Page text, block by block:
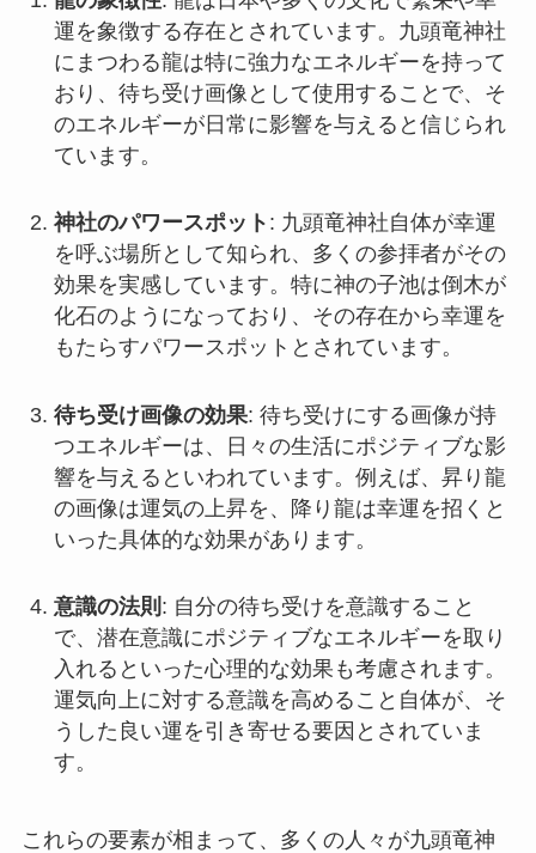
運を象徴する存在とされています。九頭竜神社
にまつわる龍は特に強力なエネルギーを持って
おり、待ち受け画像として使用することで、そ
のエネルギーが日常に影響を与えると信じられ
ています。
神社のパワースポット : 九頭竜神社自体が幸運
を呼ぶ場所として知られ、多くの参拝者がその
効果を実感しています。特に神の子池は倒木が
化石のようになっており、その存在から幸運を
もたらすパワースポットとされています。
待ち受け画像の効果: 待ち受けにする画像が持
つエネルギーは、日々の生活にポジティブな影
響を与えるといわれています。例えば、昇り龍
の画像は運気の上昇を、降り龍は幸運を招くと
いった具体的な効果があります。
意識の法則 : 自分の待ち受けを意識すること
で、潜在意識にポジティブなエネルギーを取り
入れるといった心理的な効果も考慮されます。
運気向上に対する意識を高めること自体が、そ
うした良い運を引き寄せる要因とされていま
す。
これらの要素が相まって、多くの人々が九頭竜神